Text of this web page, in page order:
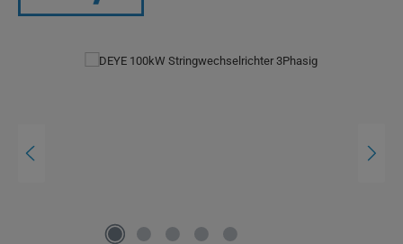
Bildergalerie überspringen